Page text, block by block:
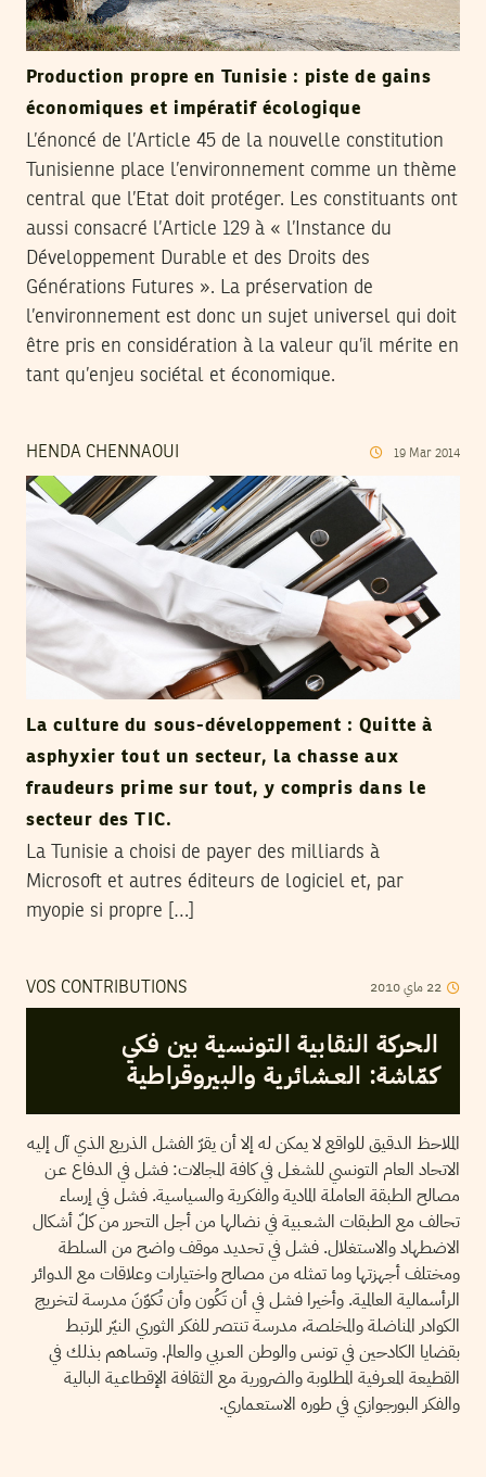
Production propre en Tunisie : piste de gains
économiques et impératif écologique
L’énoncé de l’Article 45 de la nouvelle constitution
Tunisienne place l’environnement comme un thème
central que l’Etat doit protéger. Les constituants ont
aussi consacré l’Article 129 à « l’Instance du
Développement Durable et des Droits des
Générations Futures ». La préservation de
l’environnement est donc un sujet universel qui doit
être pris en considération à la valeur qu’il mérite en
tant qu’enjeu sociétal et économique.
HENDA CHENNAOUI 19 Mar 2014
La culture du sous-développement : Quitte à
asphyxier tout un secteur, la chasse aux
fraudeurs prime sur tout, y compris dans le
secteur des TIC.
La Tunisie a choisi de payer des milliards à
Microsoft et autres éditeurs de logiciel et, par
myopie si propre […]
VOS CONTRIBUTIONS 22 ماي2010
الحركة النقابية التونسية بين فكي
كمّاشة: العـشائرية والبيروقراطية
الملاحظ الدقيق للواقع لا يمكن له إلا أن يقرّ الفشل الذريع الذي آل إليه
الاتحاد العام التونسي للشغـل في كافة المجالات: فشل في الدفاع عـن
مصالح الطبقة العاملة المادية والفكرية والسياسية. فشل في إرساء
تحالف مع الطبقات الشعـبية في نضالها من أجل التحرر من كلّ أشكال
الاضطهاد والاستغلال. فشل في تحديد موقف واضح من السلطة
ومختلف أجهزتها وما تمثله من مصالح واختيارات وعلاقات مع الدوائر
الرأسمالية العالمية. وأخيرا فشل في أن تَكُون وأن تُكوّنَ مدرسة لتخريج
الكوادر المناضلة والمخلصة، مدرسة تنتصر للفكر الثوري النيّر المرتبط
بقضايا الكادحين في تونس والوطن العـربي والعالم. وتساهم بذلك في
القطيعة المعـرفية المطلوبة والضرورية مع الثقافة الإقطاعـية البالية
والفكر البورجوازي في طوره الاستعـماري.